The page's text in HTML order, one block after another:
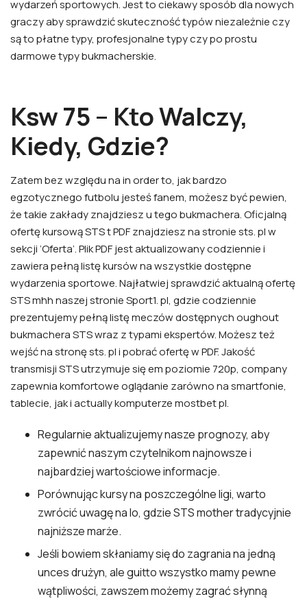
wydarzeń sportowych. Jest to ciekawy sposób dla nowych
graczy aby sprawdzić skuteczność typów niezależnie czy
są to płatne typy, profesjonalne typy czy po prostu
darmowe typy bukmacherskie.
Ksw 75 – Kto Walczy,
Kiedy, Gdzie?
Zatem bez względu na in order to, jak bardzo
egzotycznego futbolu jesteś fanem, możesz być pewien,
że takie zakłady znajdziesz u tego bukmachera. Oficjalną
ofertę kursową STS t PDF znajdziesz na stronie sts. pl w
sekcji ‘Oferta’. Plik PDF jest aktualizowany codziennie i
zawiera pełną listę kursów na wszystkie dostępne
wydarzenia sportowe. Najłatwiej sprawdzić aktualną ofertę
STS mhh naszej stronie Sport1. pl, gdzie codziennie
prezentujemy pełną listę meczów dostępnych oughout
bukmachera STS wraz z typami ekspertów. Możesz też
wejść na stronę sts. pl i pobrać ofertę w PDF. Jakość
transmisji STS utrzymuje się em poziomie 720p, company
zapewnia komfortowe oglądanie zarówno na smartfonie,
tablecie, jak i actually komputerzemostbet pl.
Regularnie aktualizujemy nasze prognozy, aby
zapewnić naszym czytelnikom najnowsze i
najbardziej wartościowe informacje.
Porównując kursy na poszczególne ligi, warto
zwrócić uwagę na lo, gdzie STS mother tradycyjnie
najniższe marże.
Jeśli bowiem skłaniamy się do zagrania na jedną
unces drużyn, ale guitto wszystko mamy pewne
wątpliwości, zawszem możemy zagrać słynną